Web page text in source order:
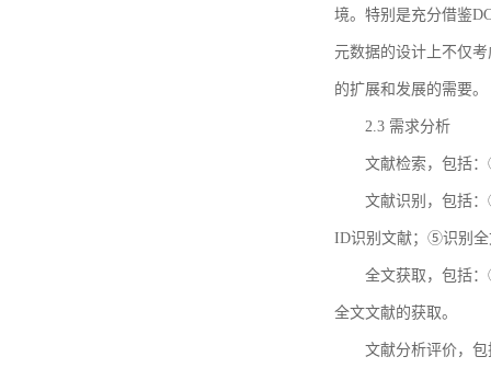
境。特别是充分借鉴
元数据的设计上不仅
的扩展和发展的需要。
2.3 需求分析
文献检索，包括
文献识别，包括
ID识别文献；⑤识别全
全文获取，包括
全文文献的获取。
文献分析评价，